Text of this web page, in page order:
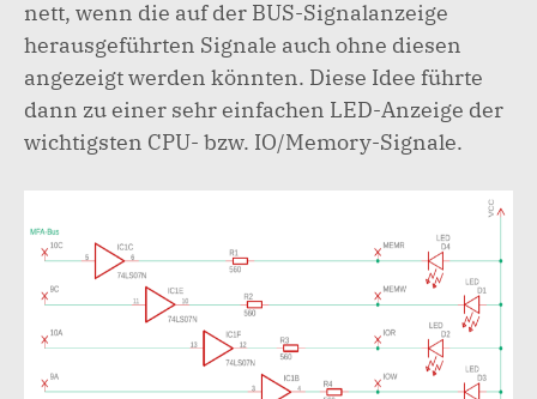
nett, wenn die auf der BUS-Signalanzeige
herausgeführten Signale auch ohne diesen
angezeigt werden könnten. Diese Idee führte
dann zu einer sehr einfachen LED-Anzeige der
wichtigsten CPU- bzw. IO/Memory-Signale.